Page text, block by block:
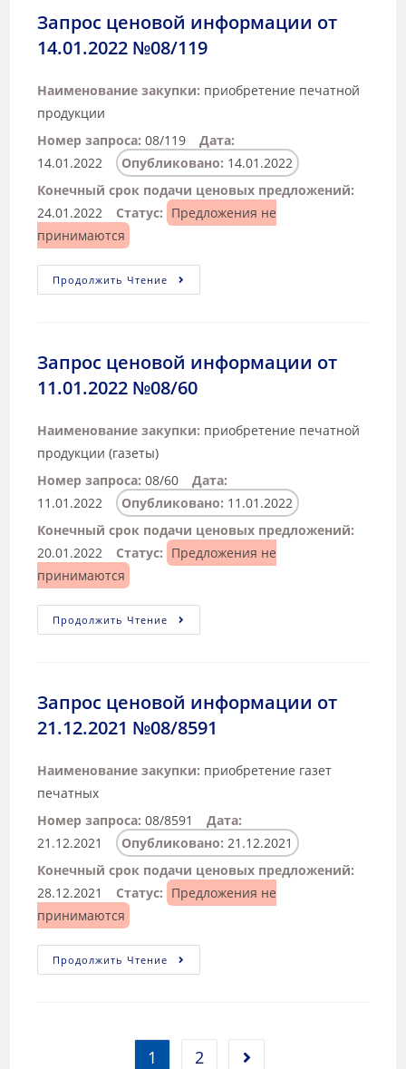
Запрос ценовой информации от
14.01.2022 №08/119
Наименование закупки: приобретение печатной
продукции
Номер запроса: 08/119
Дата:
14.01.2022
Опубликовано: 14.01.2022
Конечный срок подачи ценовых предложений:
24.01.2022
Статус: Предложения не
принимаются
Продолжить Чтение
Запрос ценовой информации от
11.01.2022 №08/60
Наименование закупки: приобретение печатной
продукции (газеты)
Номер запроса: 08/60
Дата:
11.01.2022
Опубликовано: 11.01.2022
Конечный срок подачи ценовых предложений:
20.01.2022
Статус: Предложения не
принимаются
Продолжить Чтение
Запрос ценовой информации от
21.12.2021 №08/8591
Наименование закупки: приобретение газет
печатных
Номер запроса: 08/8591
Дата:
21.12.2021
Опубликовано: 21.12.2021
Конечный срок подачи ценовых предложений:
28.12.2021
Статус: Предложения не
принимаются
Продолжить Чтение
1 2